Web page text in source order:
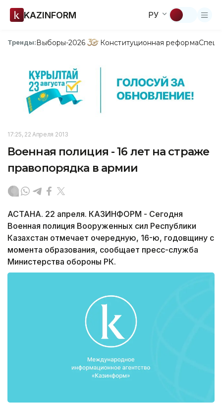
KAZINFORM РУ
Тренды:Выборы-2026 Конституционная реформа
17:25, 22 Апреля 2013
Военная полиция - 16 лет на страже
правопорядка в армии
АСТАНА. 22 апреля. КАЗИНФОРМ - Сегодня
Военная полиция Вооруженных сил Республики
Казахстан отмечает очередную, 16-ю, годовщину с
момента образования, сообщает пресс-служба
Министерства обороны РК.